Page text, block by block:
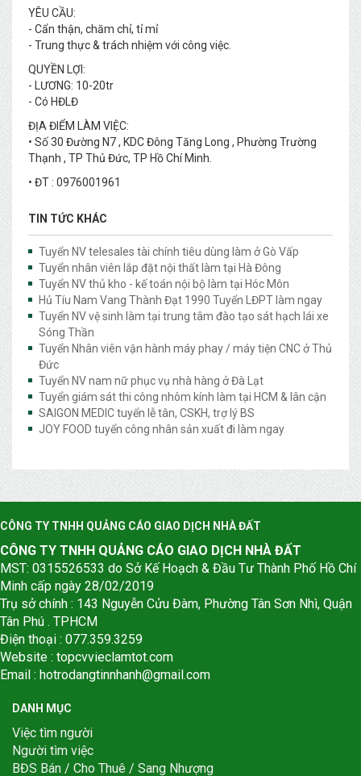
YÊU CẦU:
- Cẩn thận, chăm chỉ, tỉ mỉ
- Trung thực & trách nhiệm với công việc.
QUYỀN LỢI:
- LƯƠNG: 10-20tr
- Có HĐLĐ
ĐỊA ĐIỂM LÀM VIỆC:
• Số 30 Đường N7 , KDC Đông Tăng Long , Phường Trường
Thạnh , TP Thủ Đức, TP Hồ Chí Minh.
• ĐT : 0976001961
TIN TỨC KHÁC
Tuyển NV telesales tài chính tiêu dùng làm ở Gò Vấp
Tuyển nhân viên lắp đặt nội thất làm tại Hà Đông
Tuyển NV thủ kho - kế toán nội bộ làm tại Hóc Môn
Hủ Tíu Nam Vang Thành Đạt 1990 Tuyển LĐPT làm ngay
Tuyển NV vệ sinh làm tại trung tâm đào tạo sát hạch lái xe
Sóng Thần
Tuyển Nhân viên vận hành máy phay / máy tiện CNC ở Thủ
Đức
Tuyển NV nam nữ phục vụ nhà hàng ở Đà Lạt
Tuyển giám sát thi công nhôm kính làm tại HCM & lân cận
SAIGON MEDIC tuyển lễ tân, CSKH, trợ lý BS
JOY FOOD tuyển công nhân sản xuất đi làm ngay
CÔNG TY TNHH QUẢNG CÁO GIAO DỊCH NHÀ ĐẤT
CÔNG TY TNHH QUẢNG CÁO GIAO DỊCH NHÀ ĐẤT
MST: 0315526533 do Sở Kế Hoạch & Đầu Tư Thành Phố Hồ Chí
Minh cấp ngày 28/02/2019
Trụ sở chính : 143 Nguyễn Cửu Đàm, Phường Tân Sơn Nhì, Quận
Tân Phú . TPHCM
Điện thoại : 077.359.3259
Website : topcvvieclamtot.com
Email : hotrodangtinnhanh@gmail.com
DANH MỤC
Việc tìm người
Người tìm việc
BĐS Bán / Cho Thuê / Sang Nhượng